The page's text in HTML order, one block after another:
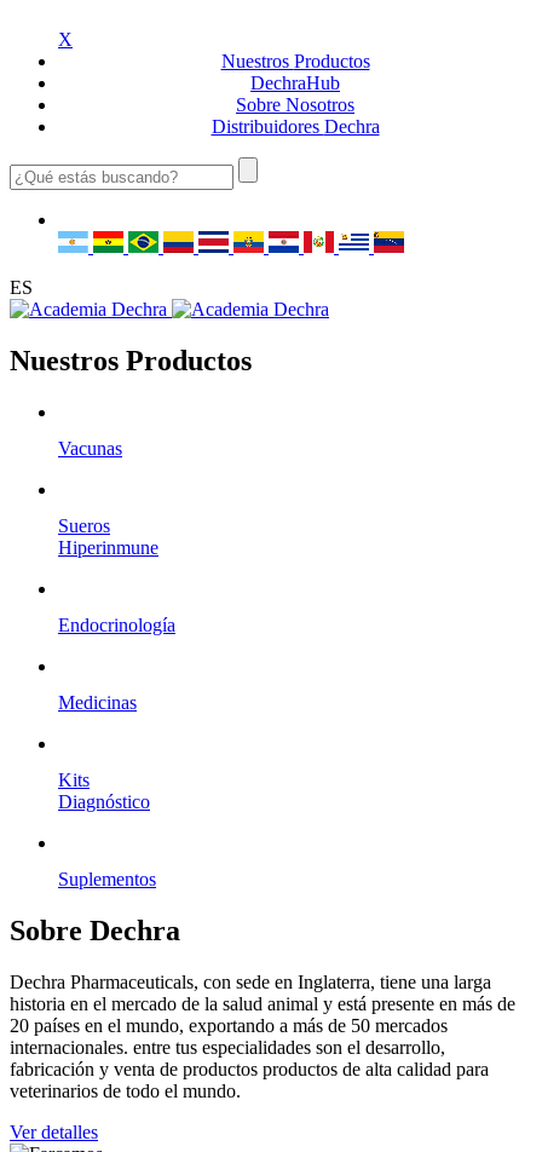
X
Nuestros Productos
DechraHub
Sobre Nosotros
Distribuidores Dechra
ES
Nuestros Productos
Vacunas
Sueros
Hiperinmune
Endocrinología
Medicinas
Kits
Diagnóstico
Suplementos
Sobre Dechra
Dechra Pharmaceuticals, con sede en Inglaterra, tiene una larga
historia en el mercado de la salud animal y está presente en más de
20 países en el mundo, exportando a más de 50 mercados
internacionales. entre tus especialidades son el desarrollo,
fabricación y venta de productos productos de alta calidad para
veterinarios de todo el mundo.
Ver detalles